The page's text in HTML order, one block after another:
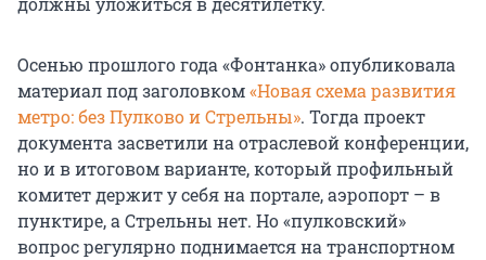
Осенью прошлого года «Фонтанка» опубликовала
материал под заголовком«Новая схема развития
метро: без Пулково и Стрельны». Тогда проект
документа засветили на отраслевой конференции,
но и в итоговом варианте, который профильный
комитет держит у себя на портале, аэропорт – в
пунктире, а Стрельны нет. Но «пулковский»
вопрос регулярно поднимается на транспортном